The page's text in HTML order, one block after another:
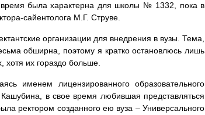
время была характерна для школы № 1332, пока в
сайентолога М.Г. Струве.
организации для внедрения в вузы. Тема,
обширна, поэтому я кратко остановлюсь лишь
хотя их гораздо больше.
именем лицензированного образовательного
в свое время любившая представляться
ректором созданного ею вуза – Универсального